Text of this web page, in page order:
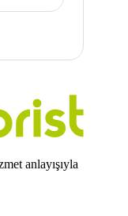
anlayışıyla